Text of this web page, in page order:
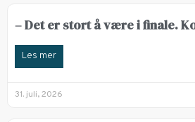
– Det er stort å være i finale.
Les mer
31. juli, 2026